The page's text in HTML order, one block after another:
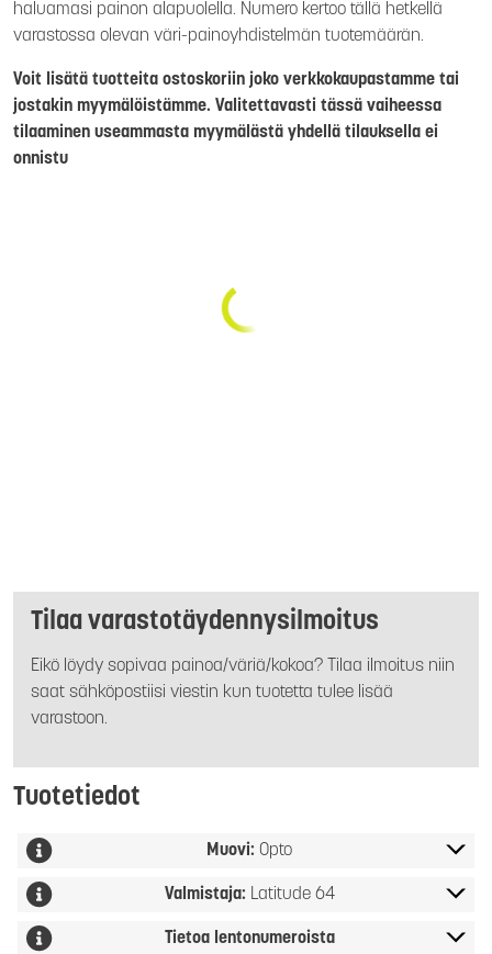
haluamasi painon alapuolella. Numero kertoo tällä hetkellä
varastossa olevan väri-painoyhdistelmän tuotemäärän.
Voit lisätä tuotteita ostoskoriin joko verkkokaupastamme tai
jostakin myymälöistämme. Valitettavasti tässä vaiheessa
tilaaminen useammasta myymälästä yhdellä tilauksella ei
onnistu
Tilaa varastotäydennysilmoitus
Eikö löydy sopivaa painoa/väriä/kokoa? Tilaa ilmoitus niin
saat sähköpostiisi viestin kun tuotetta tulee lisää
varastoon.
Tuotetiedot
Muovi: Opto
Valmistaja: Latitude 64
Tietoa lentonumeroista